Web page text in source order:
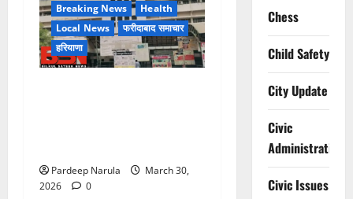
Breaking News
Health
Local News
फरीदाबाद समाचार
हरियाणा
Pardeep Narula
March 30,
2026
0
Chess
Child Safety
City Update
Civic
Administration
Civic Issues